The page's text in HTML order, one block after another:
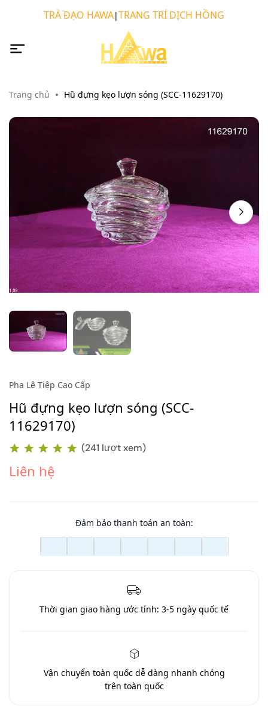
TRÀ ĐẠO HAWA|TRANG TRÍ DỊCH HỒNG
Trang chủ Hũ đựng kẹo lượn sóng (SCC-11629170)
Pha Lê Tiệp Cao Cấp
Hũ đựng kẹo lượn sóng (SCC-
11629170)
(241 lượt xem)
Liên hệ
Đảm bảo thanh toán an toàn:
Thời gian giao hàng ước tính: 3-5 ngày quốc tế
Vận chuyển toàn quốc dễ dàng nhanh chóng
trên toàn quốc